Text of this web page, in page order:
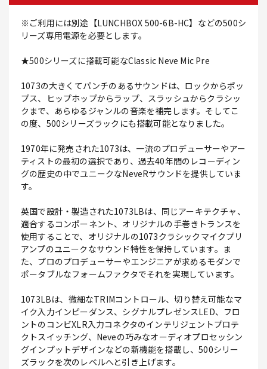
※ご利用には別途【LUNCHBOX 500-6B-HC】などの500シ
リーズ専用電源を必要とします。
★500シリーズに搭載可能なClassic Neve Mic Pre
1073の大きくてパンチのあるサウンドは、ロックからポッ
プス、ヒップホップからラップ、スラッシュからクラシッ
クまで、あらゆるジャンルの音楽を補完します。そしてこ
の度、500シリーズラックにも搭載可能となりました。
1970年に発売された1073は、一流のプロデューサーやアー
ティストの最初の選択であり、過去40年間のレコーディン
グの歴史の中でユニークなNeveRサウンドを提供していま
す。
英国で設計・製造された1073LBは、同じアーキテクチャ、
適合するコンポーネント、オリジナルの手巻きトランスを
使用することで、オリジナルの1073クラシックマイクプリ
アンプのユニークなサウンド特性を保持しています。ま
た、プロのプロデューサーやエンジニアが求めるモダンで
ポータブルなフォームファクタでそれを実現しています。
1073LBは、微細なTRIMコントロール、切り替え可能なマ
イク入力インピーダンス、シグナルプレゼンスLED、フロ
ントのコンビXLR入力コネクタのインテリジェントプロテ
クトスイッチング、Neveの巧みなオーディオプロセッシン
グインプットデザインなどの新機能を搭載し、500シリー
ズラックを次のレベルへと引き上げます。